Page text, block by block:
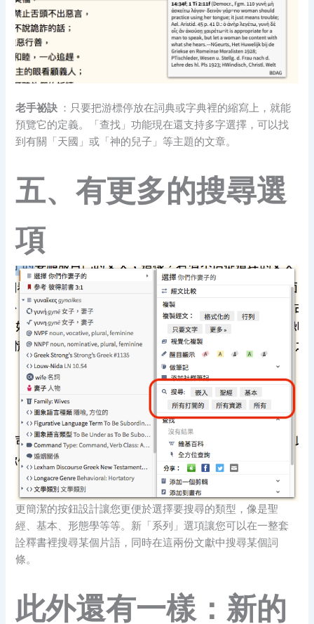
老手祕訣 ：只要把游標停放在詞典或字典裡的縮寫上，就能
預覽它的定義。「查找」功能現在還支持多字選擇，可以找
到有關「天國」或「神的兒子」等主題的文章。
五、有更多的搜尋選
項
更簡潔的按鈕設計讓您更便於選擇要搜尋的類型，像是聖
經、基本、形態學等等。新「系列」選項讓您可以在一整套
詮釋書裡搜尋某個片語，同時在這兩份文獻中搜尋某個詞
條。
此外還有一樣：新的